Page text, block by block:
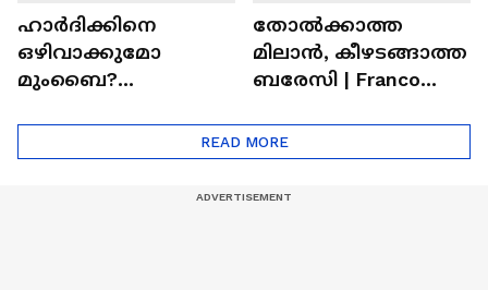
ഹാർദിക്കിനെ
ഒഴിവാക്കുമോ
മുംബൈ?
Hardik Pandya | CSK |
തോല്‍ക്കാത്ത
മിലാന്‍, കീഴടങ്ങാത്ത
ബരേസി | Franco
READ MORE